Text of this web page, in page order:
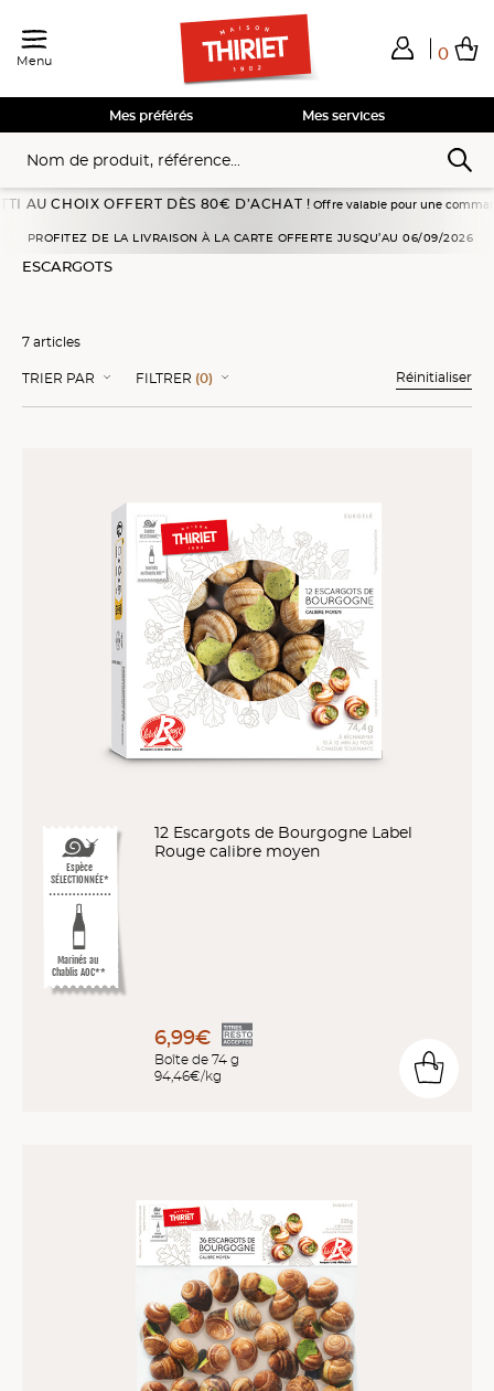
Menu 0
Total de mes achats
Voir mon panier
Voir mon panier
Voir mon panier
Voir mon panier
Mes services
Mes préférés
CHOIX OFFERT DÈS 80€ D’ACHAT !Offre valable pour une commande
PROFITEZ DE LA LIVRAISON À LA CARTE OFFERTE JUSQU’AU 06/09/2026
ESCARGOTS
7 articles
TRIER PAR FILTRER (0) Réinitialiser
Espèce
SÉLECTIONNÉE*
Marinés au
Chablis AOC**
12 Escargots de Bourgogne Label
Rouge calibre moyen
6,99€
Boîte de 74 g
94,46€/kg